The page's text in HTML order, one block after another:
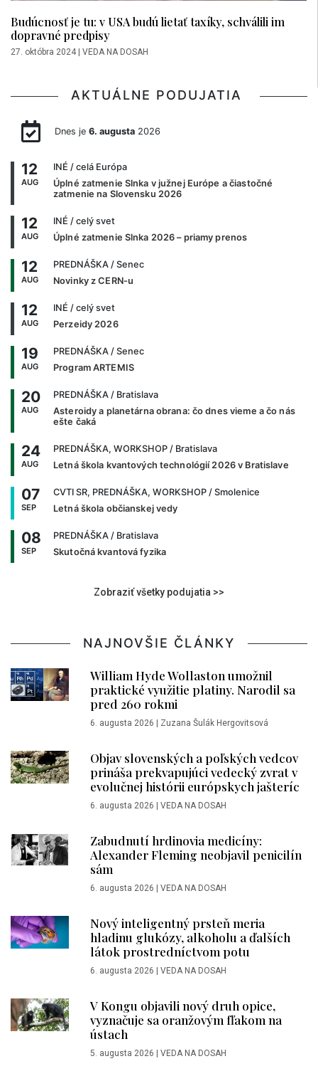
Budúcnosť je tu: v USA budú lietať taxíky, schválili im
dopravné predpisy
27. októbra 2024 VEDA NA DOSAH
AKTUÁLNE PODUJATIA
Dnes je 6. augusta2026
12
AUG
INÉ / celá Európa
Úplné zatmenie Slnka v južnej Európe a čiastočné
zatmenie na Slovensku 2026
12
AUG
INÉ / celý svet
Úplné zatmenie Slnka 2026 – priamy prenos
12
AUG
PREDNÁŠKA / Senec
Novinky z CERN-u
12
AUG
INÉ / celý svet
Perzeidy 2026
19
AUG
PREDNÁŠKA / Senec
Program ARTEMIS
20
AUG
PREDNÁŠKA / Bratislava
Asteroidy a planetárna obrana: čo dnes vieme a čo nás
ešte čaká
24
AUG
PREDNÁŠKA, WORKSHOP / Bratislava
Letná škola kvantových technológií 2026 v Bratislave
07
SEP
CVTI SR, PREDNÁŠKA, WORKSHOP / Smolenice
Letná škola občianskej vedy
08
SEP
PREDNÁŠKA / Bratislava
Skutočná kvantová fyzika
Zobraziť všetky podujatia >>
NAJNOVŠIE ČLÁNKY
William Hyde Wollaston umožnil
praktické využitie platiny. Narodil sa
pred 260 rokmi
6. augusta 2026 | Zuzana Šulák Hergovitsová
Objav slovenských a poľských vedcov
prináša prekvapujúci vedecký zvrat v
evolučnej histórii európskych jašteríc
6. augusta 2026 | VEDA NA DOSAH
Zabudnutí hrdinovia medicíny:
Alexander Fleming neobjavil penicilín
sám
6. augusta 2026 | VEDA NA DOSAH
Nový inteligentný prsteň meria
hladinu glukózy, alkoholu a ďalších
látok prostredníctvom potu
6. augusta 2026 | VEDA NA DOSAH
V Kongu objavili nový druh opice,
vyznačuje sa oranžovým fľakom na
ústach
5. augusta 2026 | VEDA NA DOSAH